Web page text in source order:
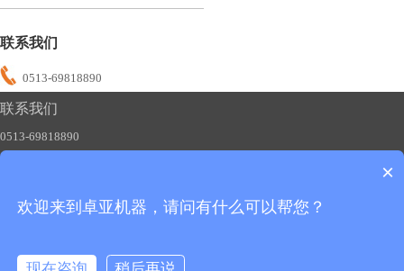
联系我们
0513-69818890
联系我们
0513-69818890
友情链接： 制砂机 碎石机 磨粉机
移动破碎站
备案号：苏ICP备2020051483号-1
×
欢迎来到卓亚机器，请问有什么可以帮您？